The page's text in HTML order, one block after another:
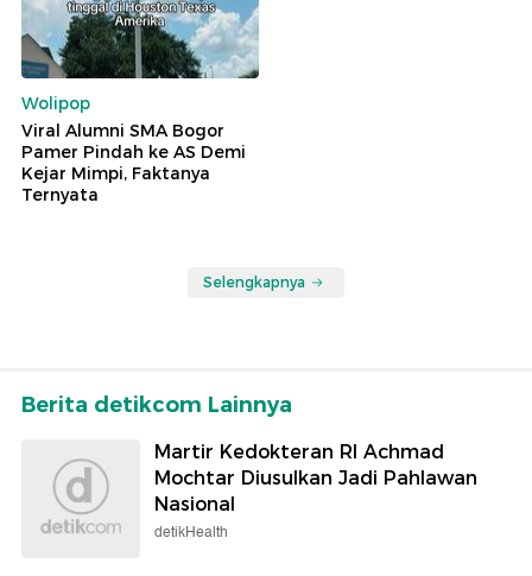
Wolipop
Viral Alumni SMA Bogor
Pamer Pindah ke AS Demi
Kejar Mimpi, Faktanya
Ternyata
Selengkapnya
Berita detikcom Lainnya
Martir Kedokteran RI Achmad
Mochtar Diusulkan Jadi Pahlawan
Nasional
detikHealth